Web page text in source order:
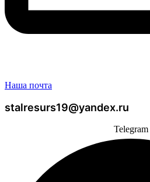
Наша почта
stalresurs19@yandex.ru
Telegram